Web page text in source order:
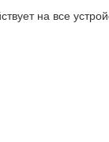
на все